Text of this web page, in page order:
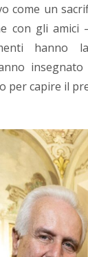
come un
con gli amici
hanno
per capire il